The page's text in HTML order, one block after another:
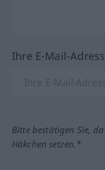
Ihre E-Mail-
Bitte bestätigen Sie,
Häkchen setzen.*